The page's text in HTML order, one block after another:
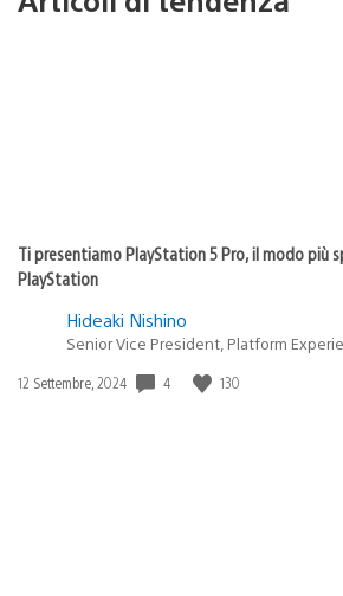
Ti presentiamo PlayStation 5 Pro, il modo più
PlayStation
Hideaki Nishino
Senior Vice President, Platform
Data
12 Settembre, 2024 4 130